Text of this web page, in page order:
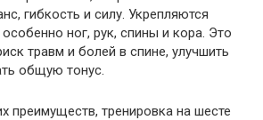
гибкость и силу. Укрепляются
ног, рук, спины и кора. Это
травм и болей в спине, улучшить
общую тонус.
преимуществ, тренировка на шесте